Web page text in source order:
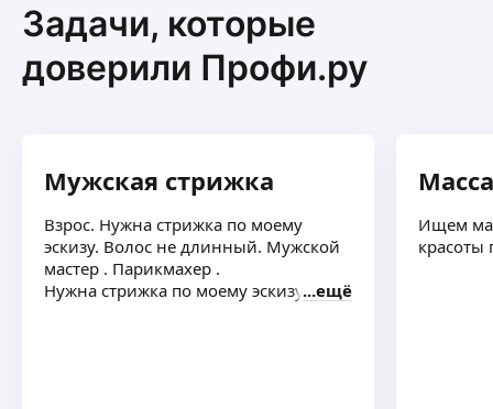
Анна Ч.
Знакомство с мастером ! Только новым
На первое посещение. Знакомство с
мастером.
Задачи, которые
доверили Профи.ру
Мужская стрижка
Взрос. Нужна стрижка по моему
эскизу. Волос не длинный. Мужской
мастер . Парикмахер .
Нужна стрижка по моему эскизу
ещё
Ищем
красоты